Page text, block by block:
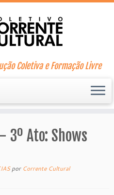
Coletiva e Formação Livre
3º Ato: Shows
por Corrente Cultural